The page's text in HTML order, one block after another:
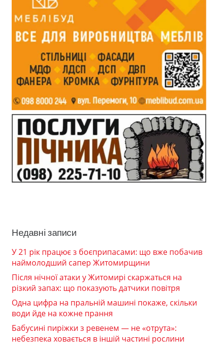
Недавні записи
У 21 рік працює з боєприпасами: що вже побачив
наймолодший сапер Житомирщини
Після нічної атаки у Житомирі скаржаться на
різкий запах: що показують датчики повітря
Одна цифра на пральній машині покаже, скільки
води йде на кожне прання
Бабусині пиріжки з ревенем — не «отрута»:
небезпека ховається в іншій частині рослини